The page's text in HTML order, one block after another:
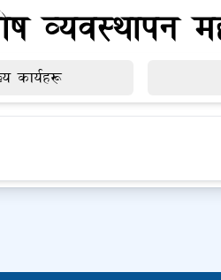
व्यवस्थापन
कार्यहरू